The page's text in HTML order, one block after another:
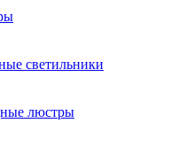
светильники
люстры